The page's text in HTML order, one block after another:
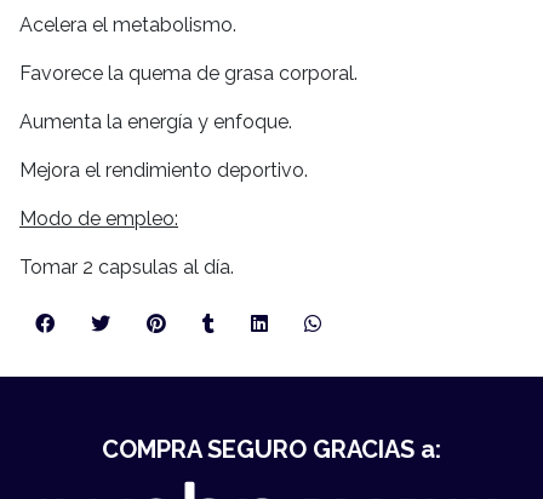
Acelera el metabolismo.
Favorece la quema de grasa corporal.
Aumenta la energía y enfoque.
Mejora el rendimiento deportivo.
Modo de empleo:
Tomar 2 capsulas al día.
COMPRA SEGURO GRACIAS a: